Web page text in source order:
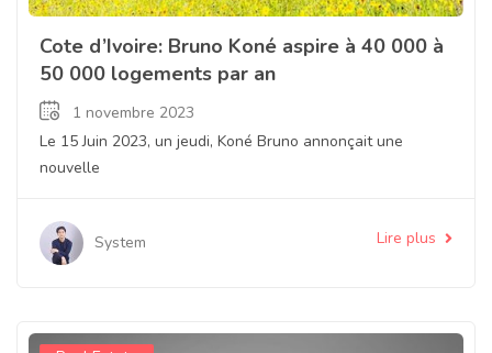
Cote d’Ivoire: Bruno Koné aspire à 40 000 à
50 000 logements par an
1 novembre 2023
Le 15 Juin 2023, un jeudi, Koné Bruno annonçait une
nouvelle
System Lire plus